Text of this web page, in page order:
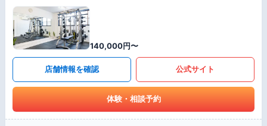
140,000円〜
店舗情報を確認 公式サイト
体験・相談予約